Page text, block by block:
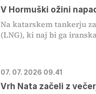
V Hormuški ožini
Na katarskem tankerju
(LNG), ki naj bi ga
07. 07. 2026 09.41
Vrh Nata začeli z